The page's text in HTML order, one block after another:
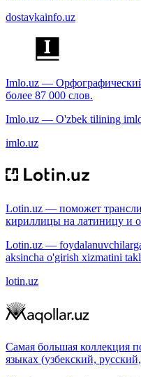
dostavkainfo.uz
Imlo.uz — Орфографический
более 87 000 слов.
Imlo.uz — O'zbek tilining
imlo.uz
Lotin.uz — поможет
кириллицы на латиницу и
Lotin.uz —
aksincha o'girish xizmatini
lotin.uz
Самая большая коллекция
языках (узбекский,